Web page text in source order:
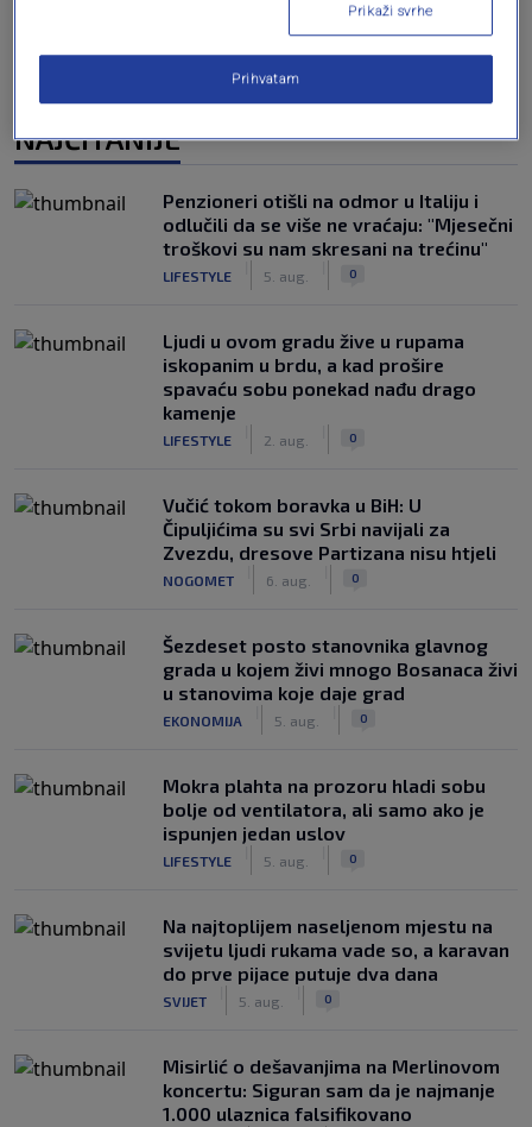
NAJČITANIJE
Penzioneri otišli na odmor u Italiju i
odlučili da se više ne vraćaju: "Mjesečni
troškovi su nam skresani na trećinu"
LIFESTYLE 5. aug. 0
Ljudi u ovom gradu žive u rupama
iskopanim u brdu, a kad prošire
spavaću sobu ponekad nađu drago
kamenje
LIFESTYLE 2. aug. 0
Vučić tokom boravka u BiH: U
Čipuljićima su svi Srbi navijali za
Zvezdu, dresove Partizana nisu htjeli
NOGOMET 6. aug. 0
Šezdeset posto stanovnika glavnog
grada u kojem živi mnogo Bosanaca živi
u stanovima koje daje grad
EKONOMIJA 5. aug. 0
Mokra plahta na prozoru hladi sobu
bolje od ventilatora, ali samo ako je
ispunjen jedan uslov
LIFESTYLE 5. aug. 0
Na najtoplijem naseljenom mjestu na
svijetu ljudi rukama vade so, a karavan
do prve pijace putuje dva dana
SVIJET 5. aug. 0
Misirlić o dešavanjima na Merlinovom
koncertu: Siguran sam da je najmanje
1.000 ulaznica falsifikovano
Prikaži svrhe
Prihvatam